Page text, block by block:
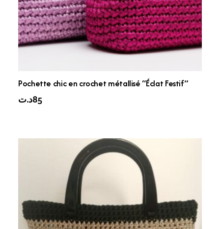
Pochette chic en crochet métallisé “Éclat Festif”
85د.ت